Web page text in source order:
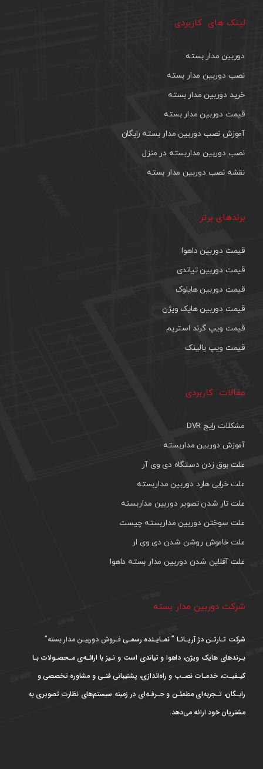
لینک های کاربردی
دوربین مدار بسته
نصب دوربین مدار بسته
خرید دوربین مدار بسته
قیمت دوربین مدار بسته
آموزش نصب دوربین مدار بسته رایگان
نصب دوربین مداربسته در منزل
نقشه نصب دوربین مدار بسته
برندهای برتر
قیمت دوربین داهوا
قیمت دوربین تیاندی
قیمت دوربین هایلوک
قیمت دوربین هایک ویژن
قیمت ویپ گرند استریم
قیمت ویپ یالینک
مقالات کاربردی
مشکلات رایج DVR
آموزش دوربین مداربسته
علت بوق زدن دستگاه دی وی آر
علت خرابی هارد دوربین مداربسته
علت تار شدن تصویر دوربین مداربسته
علت سوختن دوربین مداربسته چیست
علت خاموش روشن شدن دی وی ار
علت آفلاین شدن دوربین مدار بسته داهوا
شرکت دوربین مدار بسته
شرکت تـارتـن دژ آریـانـا ” نمـایـنده رسمـیفـروش دوربیـن مدار بسته”
بـرندهای هایک ویژن، داهوا و تیاندی است و نـیز با ارائـه‌ی مـحصـولات بـا
کیـفیـت، خدمـات نصـب و راه‌اندازی، پشتیبانی فنـی و مشاوره تخصصی و
رایـگان، تـجربه‌ای مطمئـن و حـرفـه‌ای در زمینه سیستم‌های نظارت تصویری به
مشتریان خود ارائه می‌دهد.